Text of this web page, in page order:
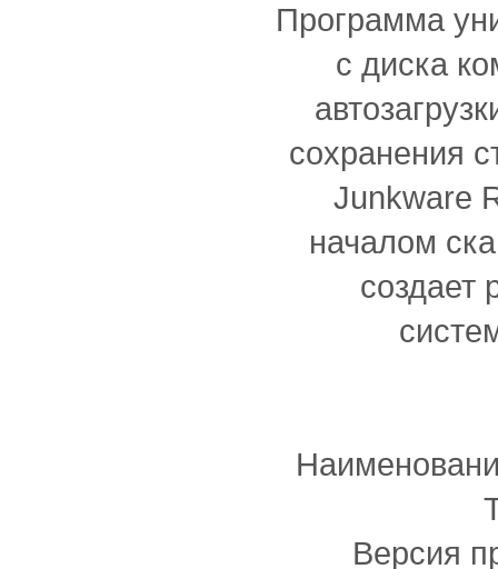
Программа
с диска
сохранения
Junkware
началом
создает
Версия